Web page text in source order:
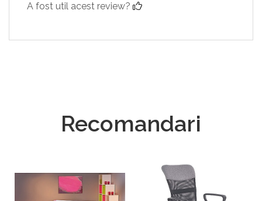
A fost util acest review?
Recomandari